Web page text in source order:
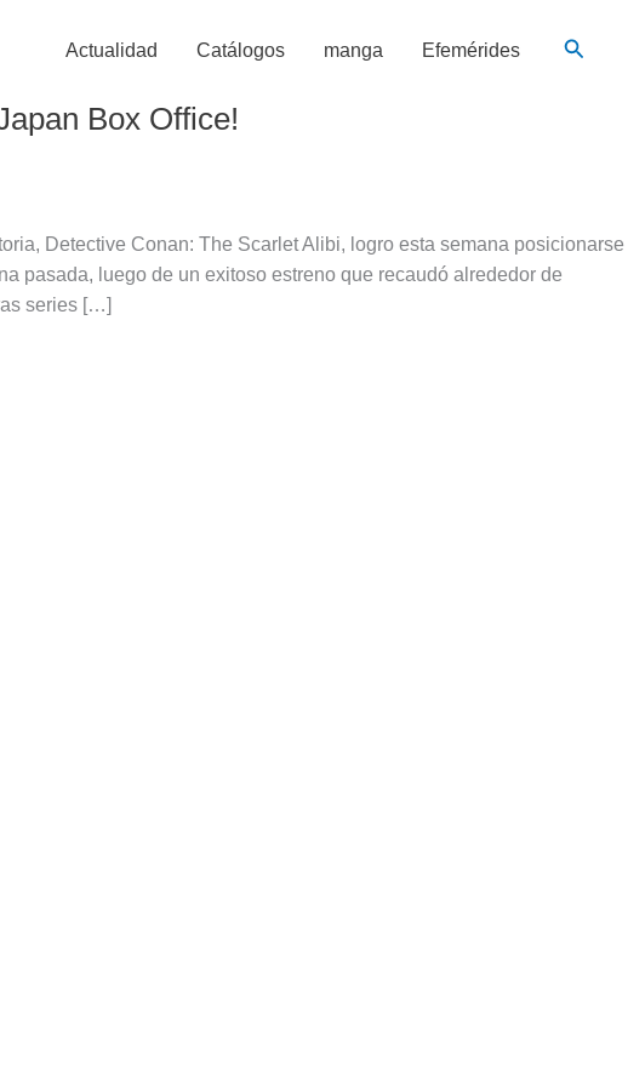
Actualidad Catálogos manga Efemérides
Box Office!
Detective Conan: The Scarlet Alibi, logro esta semana posicionarse
pasada, luego de un exitoso estreno que recaudó alrededor de
series […]